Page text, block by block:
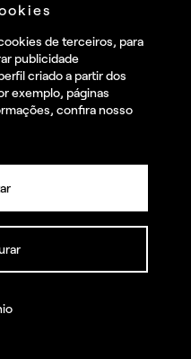
trabalho
)
desafios?
de terceiros, para
publicidade
criado a partir dos
exemplo, páginas
confira nosso